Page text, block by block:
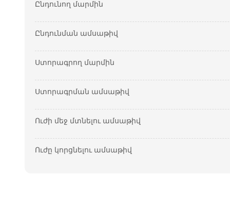
Ընդունող մարմին
Ընդունման ամսաթիվ
Ստորագրող մարմին
Ստորագրման ամսաթիվ
Ուժի մեջ մտնելու ամսաթիվ
Ուժը կորցնելու ամսաթիվ